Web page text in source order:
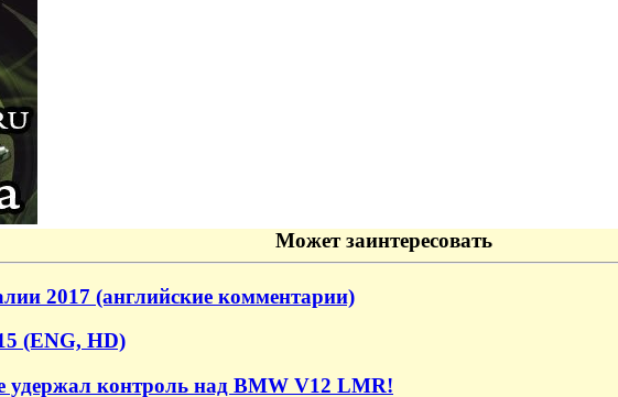
Может заинтересовать
2017 (английские комментарии)
(ENG, HD)
удержал контроль над BMW V12 LMR!